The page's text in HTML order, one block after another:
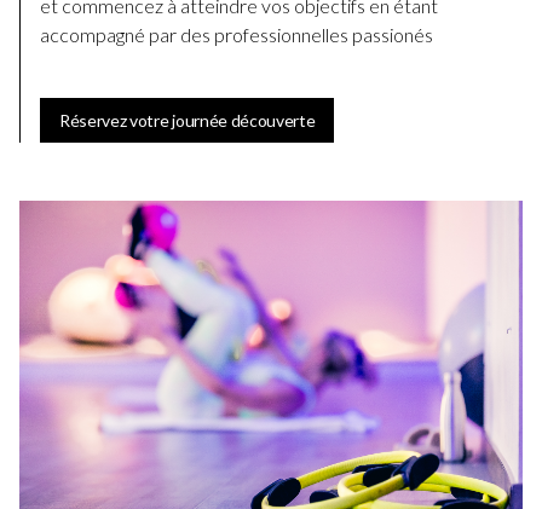
et commencez à atteindre vos objectifs en étant
accompagné par des professionnelles passionés
Réservez votre journée découverte